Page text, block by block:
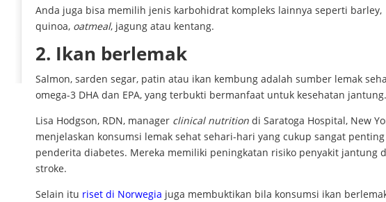
Anda juga bisa memilih jenis karbohidrat kompleks lainnya seperti barley,
quinoa, oatmeal, jagung atau kentang.
2. Ikan berlemak
Salmon, sarden segar, patin atau ikan kembung adalah sumber lemak
omega-3 DHA dan EPA, yang terbukti bermanfaat untuk kesehatan jantung.
Lisa Hodgson, RDN, manager clinical nutrition di Saratoga Hospital, New
menjelaskan konsumsi lemak sehat sehari-hari yang cukup sangat
penderita diabetes. Mereka memiliki peningkatan risiko penyakit jantung
stroke.
Selain itu riset di Norwegia juga membuktikan bila konsumsi ikan